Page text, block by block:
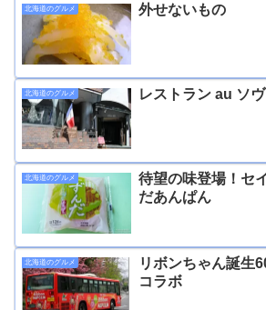
北海道のグルメ 外せないもの
北海道のグルメ レストラン au ソ
北海道のグルメ
待望の味登場！セ
だあんぱん
北海道のグルメ
リボンちゃん誕
コラボ